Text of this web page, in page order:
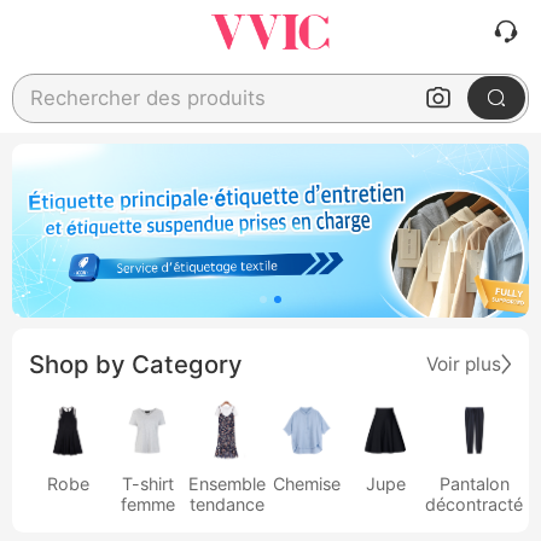
Rechercher des produits
Shop by Category Voir plus
Robe
T-shirt
femme
Ensemble
tendance
Chemise Jupe
Pantalon
décontracté